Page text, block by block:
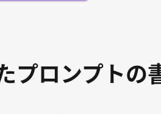
プロンプトの